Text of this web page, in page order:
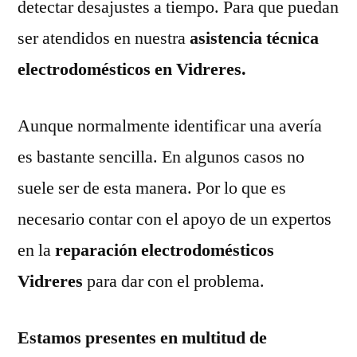
detectar desajustes a tiempo. Para que puedan
ser atendidos en nuestraasistencia técnica
electrodomésticos en Vidreres.
Aunque normalmente identificar una avería
es bastante sencilla. En algunos casos no
suele ser de esta manera. Por lo que es
necesario contar con el apoyo de un expertos
en lareparación electrodomésticos
Vidreres para dar con el problema.
Estamos presentes en multitud de